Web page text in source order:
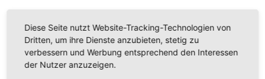
Rebsorten international
externe Links
Diese Seite nutzt Website-Tracking-Technologien von
Dritten, um ihre Dienste anzubieten, stetig zu
verbessern und Werbung entsprechend den Interessen
der Nutzer anzuzeigen.